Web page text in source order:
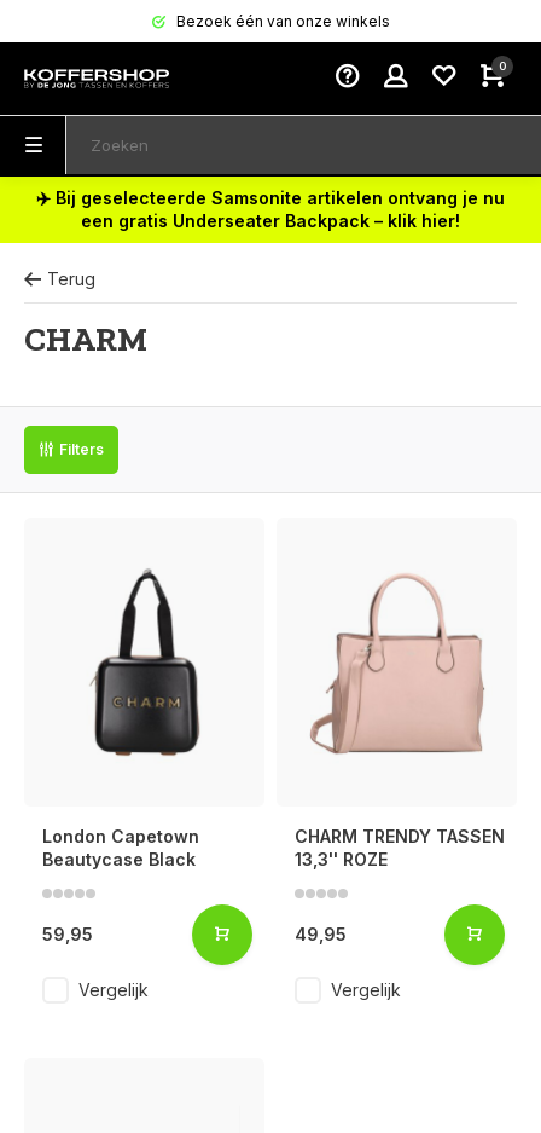
Bezoek één van onze winkels
0
✈️ Bij geselecteerde Samsonite artikelen ontvang je nu
een gratis Underseater Backpack – klik hier!
Terug
CHARM
Filters
London Capetown
Beautycase Black
59,95
Vergelijk
CHARM TRENDY TASSEN
13,3'' ROZE
49,95
Vergelijk